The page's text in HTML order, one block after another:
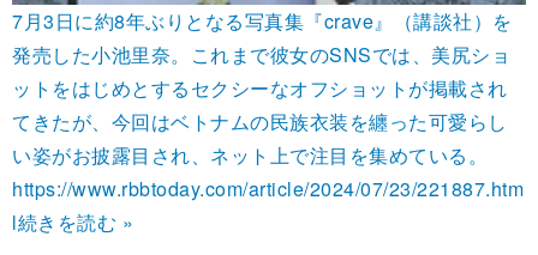
7月3日に約8年ぶりとなる写真集『crave』（講談社）を
発売した小池里奈。これまで彼女のSNSでは、美尻ショ
ットをはじめとするセクシーなオフショットが掲載され
てきたが、今回はベトナムの民族衣装を纏った可愛らし
い姿がお披露目され、ネット上で注目を集めている。
https://www.rbbtoday.com/article/2024/07/23/221887.htm
l続きを読む »